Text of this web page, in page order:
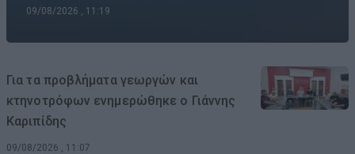
09/08/2026 , 11:19
Για τα προβλήματα γεωργών και
κτηνοτρόφων ενημερώθηκε ο Γιάννης
Καριπίδης
09/08/2026 , 11:07